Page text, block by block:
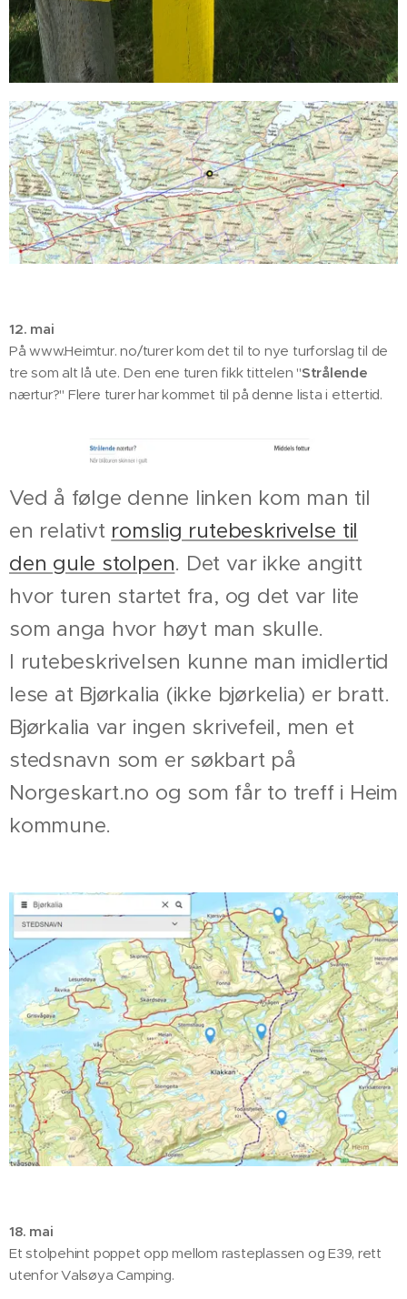
12. mai
På www.Heimtur. no/turer kom det til to nye turforslag til de
tre som alt lå ute. Den ene turen fikk tittelen "Strålende
nærtur?" Flere turer har kommet til på denne lista i ettertid.
Ved å følge denne linken kom man til
en relativt romslig rutebeskrivelse til
den gule stolpen. Det var ikke angitt
hvor turen startet fra, og det var lite
som anga hvor høyt man skulle.
I rutebeskrivelsen kunne man imidlertid
lese at Bjørkalia (ikke bjørkelia) er bratt.
Bjørkalia var ingen skrivefeil, men et
stedsnavn som er søkbart på
Norgeskart.no og som får to treff i Heim
kommune.
18. mai
Et stolpehint poppet opp mellom rasteplassen og E39, rett
utenfor Valsøya Camping.